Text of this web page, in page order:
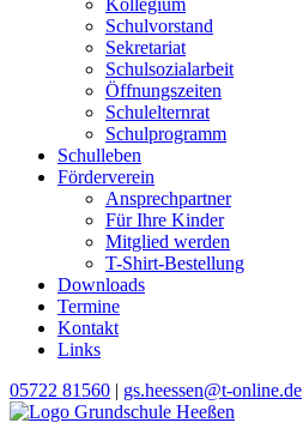
Kollegium
Schulvorstand
Sekretariat
Schulsozialarbeit
Öffnungszeiten
Schulelternrat
Schulprogramm
Schulleben
Förderverein
Ansprechpartner
Für Ihre Kinder
Mitglied werden
T-Shirt-Bestellung
Downloads
Termine
Kontakt
Links
05722 81560 | gs.heessen@t-online.de